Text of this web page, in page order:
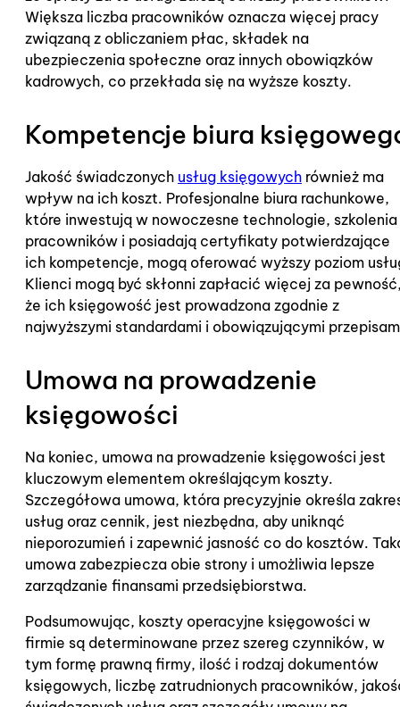
Większa liczba pracowników oznacza więcej pracy
związaną z obliczaniem płac, składek na
ubezpieczenia społeczne oraz innych obowiązków
kadrowych, co przekłada się na wyższe koszty.
Kompetencje biura
Jakość świadczonych usług księgowych również ma
wpływ na ich koszt. Profesjonalne biura rachunkowe,
które inwestują w nowoczesne technologie, szkolenia
pracowników i posiadają certyfikaty potwierdzające
ich kompetencje, mogą oferować wyższy poziom
Klienci mogą być skłonni zapłacić więcej za
że ich księgowość jest prowadzona zgodnie z
najwyższymi standardami i obowiązującymi
Umowa na prowadzenie
księgowości
Na koniec, umowa na prowadzenie księgowości jest
kluczowym elementem określającym koszty.
Szczegółowa umowa, która precyzyjnie określa
usług oraz cennik, jest niezbędna, aby uniknąć
nieporozumień i zapewnić jasność co do kosztów.
umowa zabezpiecza obie strony i umożliwia lepsze
zarządzanie finansami przedsiębiorstwa.
Podsumowując, koszty operacyjne księgowości w
firmie są determinowane przez szereg czynników, w
tym formę prawną firmy, ilość i rodzaj dokumentów
księgowych, liczbę zatrudnionych pracowników,